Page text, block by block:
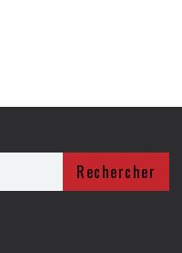
Rechercher